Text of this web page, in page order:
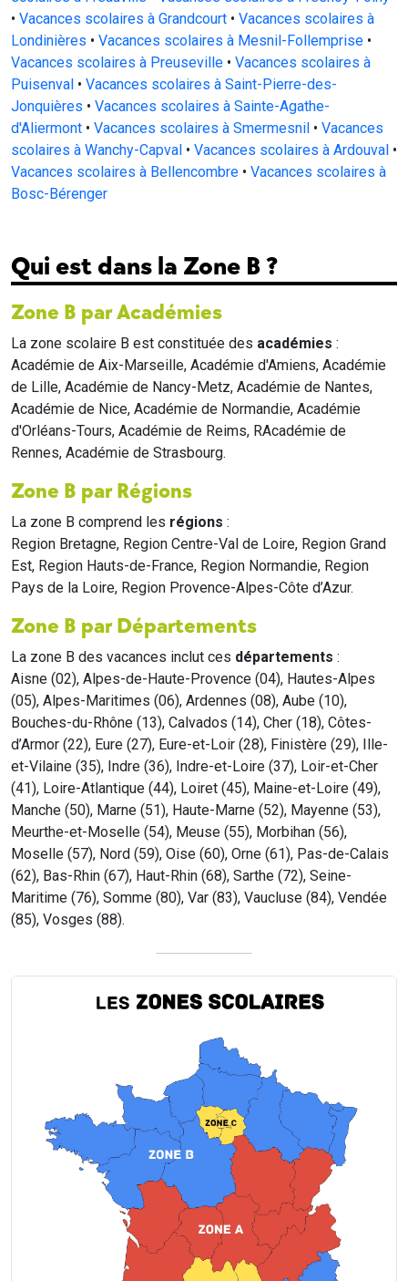
• Vacances scolaires à Grandcourt • Vacances scolaires à
Londinières • Vacances scolaires à Mesnil-Follemprise •
Vacances scolaires à Preuseville • Vacances scolaires à
Puisenval • Vacances scolaires à Saint-Pierre-des-
Jonquières • Vacances scolaires à Sainte-Agathe-
d'Aliermont • Vacances scolaires à Smermesnil • Vacances
scolaires à Wanchy-Capval • Vacances scolaires à Ardouval •
Vacances scolaires à Bellencombre • Vacances scolaires à
Bosc-Bérenger
Qui est dans la Zone B ?
Zone B par Académies
La zone scolaire B est constituée des académies :
Académie de Aix-Marseille, Académie d'Amiens, Académie
de Lille, Académie de Nancy-Metz, Académie de Nantes,
Académie de Nice, Académie de Normandie, Académie
d'Orléans-Tours, Académie de Reims, RAcadémie de
Rennes, Académie de Strasbourg.
Zone B par Régions
La zone B comprend les régions :
Region Bretagne, Region Centre-Val de Loire, Region Grand
Est, Region Hauts-de-France, Region Normandie, Region
Pays de la Loire, Region Provence-Alpes-Côte d’Azur.
Zone B par Départements
La zone B des vacances inclut ces départements :
Aisne (02), Alpes-de-Haute-Provence (04), Hautes-Alpes
(05), Alpes-Maritimes (06), Ardennes (08), Aube (10),
Bouches-du-Rhône (13), Calvados (14), Cher (18), Côtes-
d’Armor (22), Eure (27), Eure-et-Loir (28), Finistère (29), Ille-
et-Vilaine (35), Indre (36), Indre-et-Loire (37), Loir-et-Cher
(41), Loire-Atlantique (44), Loiret (45), Maine-et-Loire (49),
Manche (50), Marne (51), Haute-Marne (52), Mayenne (53),
Meurthe-et-Moselle (54), Meuse (55), Morbihan (56),
Moselle (57), Nord (59), Oise (60), Orne (61), Pas-de-Calais
(62), Bas-Rhin (67), Haut-Rhin (68), Sarthe (72), Seine-
Maritime (76), Somme (80), Var (83), Vaucluse (84), Vendée
(85), Vosges (88).